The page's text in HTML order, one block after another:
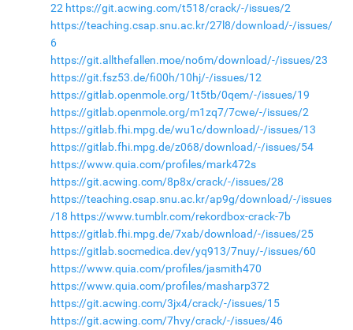
22 https://git.acwing.com/t518/crack/-/issues/2
https://teaching.csap.snu.ac.kr/27l8/download/-/issues/
6
https://git.allthefallen.moe/no6m/download/-/issues/23
https://git.fsz53.de/fi00h/10hj/-/issues/12
https://gitlab.openmole.org/1t5tb/0qem/-/issues/19
https://gitlab.openmole.org/m1zq7/7cwe/-/issues/2
https://gitlab.fhi.mpg.de/wu1c/download/-/issues/13
https://gitlab.fhi.mpg.de/z068/download/-/issues/54
https://www.quia.com/profiles/mark472s
https://git.acwing.com/8p8x/crack/-/issues/28
https://teaching.csap.snu.ac.kr/ap9g/download/-/issues
/18 https://www.tumblr.com/rekordbox-crack-7b
https://gitlab.fhi.mpg.de/7xab/download/-/issues/25
https://gitlab.socmedica.dev/yq913/7nuy/-/issues/60
https://www.quia.com/profiles/jasmith470
https://www.quia.com/profiles/masharp372
https://git.acwing.com/3jx4/crack/-/issues/15
https://git.acwing.com/7hvy/crack/-/issues/46